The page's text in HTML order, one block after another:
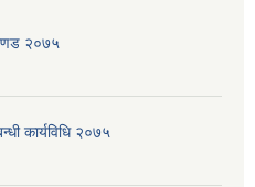
२०७५
कार्यविधि २०७५